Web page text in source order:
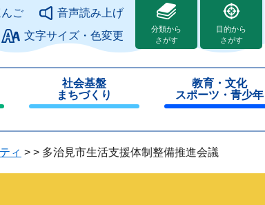
ジの本文へ
ご
音声読み上げ
文字サイズ・色変更
分類から
さがす
目的から
さがす
社会基盤
まちづくり
じ
教育・文化
スポーツ・青少年
じ
る
ィ > > 多治見市生活支援体制整備推進会議